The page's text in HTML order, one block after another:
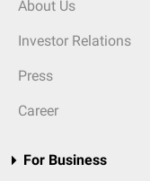
About Us
Investor Relations
Press
Career
For Business